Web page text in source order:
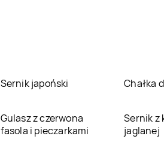
Sernik japoński Chałka
Gulasz z czerwona
fasola i pieczarkami
Sernik z
jaglanej